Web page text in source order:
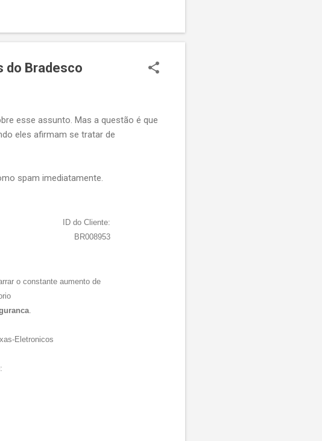
de fazer isso, gostaria de saber
do Bradesco
esse assunto. Mas a questão é que
eles afirmam se tratar de
spam imediatamente.
ID do Cliente:
BR008953
o constante aumento de
.
Eletronicos